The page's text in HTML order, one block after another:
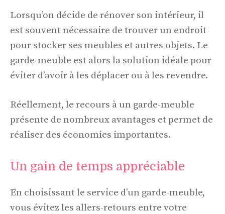
Lorsqu’on décide de rénover son intérieur, il
est souvent nécessaire de trouver un endroit
pour stocker ses meubles et autres objets. Le
garde-meuble est alors la solution idéale pour
éviter d’avoir à les déplacer ou à les revendre.
Réellement, le recours à un garde-meuble
présente de nombreux avantages et permet de
réaliser des économies importantes.
Un gain de temps appréciable
En choisissant le service d’un garde-meuble,
vous évitez les allers-retours entre votre